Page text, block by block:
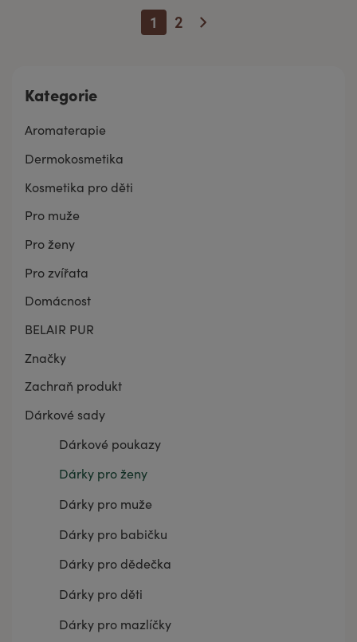
1 2
Kategorie
Aromaterapie
Dermokosmetika
Kosmetika pro děti
Pro muže
Pro ženy
Pro zvířata
Domácnost
BELAIR PUR
Značky
Zachraň produkt
Dárkové sady
Dárkové poukazy
Dárky pro ženy
Dárky pro muže
Dárky pro babičku
Dárky pro dědečka
Dárky pro děti
Dárky pro mazlíčky